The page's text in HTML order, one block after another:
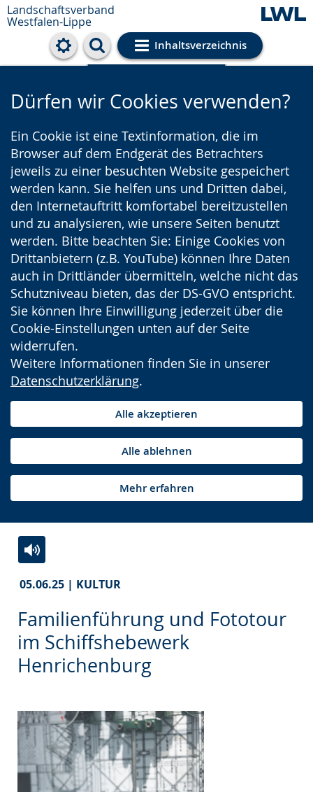
Landschaftsverband
Westfalen-Lippe
Inhaltsverzeichnis
Cookie-Einstellungen
Dürfen wir Cookies verwenden?
Ein Cookie ist eine Textinformation, die im
Browser auf dem Endgerät des Betrachters
jeweils zu einer besuchten Website gespeichert
werden kann. Sie helfen uns und Dritten dabei,
den Internetauftritt komfortabel bereitzustellen
und zu analysieren, wie unsere Seiten benutzt
werden. Bitte beachten Sie: Einige Cookies von
Drittanbietern (z.B. YouTube) können Ihre Daten
auch in Drittländer übermitteln, welche nicht das
Schutzniveau bieten, das der DS-GVO entspricht.
Sie können Ihre Einwilligung jederzeit über die
Cookie-Einstellungen unten auf der Seite
widerrufen.
Weitere Informationen finden Sie in unserer
Datenschutzerklärung.
Alle akzeptieren
Alle ablehnen
Mehr erfahren
05.06.25 | KULTUR
Familienführung und Fototour
im Schiffshebewerk
Henrichenburg
Leichten
Sprache
wechseln.
Audio-
Unterstützung.
Video
in
Deutscher
Gebärdensprache
wird